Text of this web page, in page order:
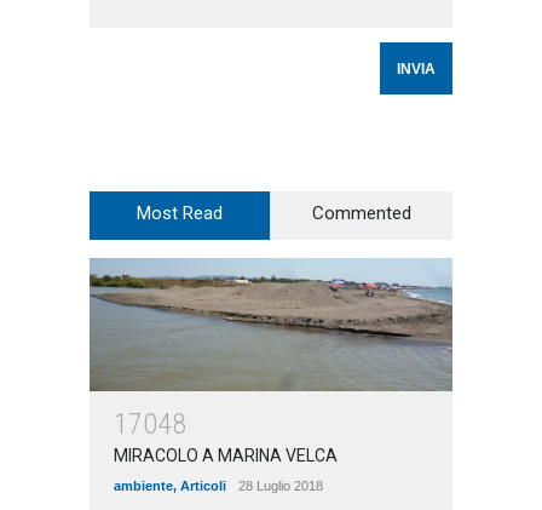
Most Read Commented
17048
MIRACOLO A MARINA VELCA
ambiente, Articoli 28 Luglio 2018